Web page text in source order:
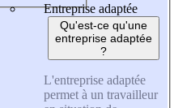
Entreprise adaptée
Qu'est-ce qu'une
entreprise adaptée
?
L'entreprise adaptée
permet à un travailleur